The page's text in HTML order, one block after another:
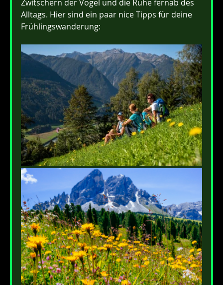
Zwitschern der Vögel und die Ruhe fernab des
Alltags. Hier sind ein paar nice Tipps für deine
Frühlingswanderung: